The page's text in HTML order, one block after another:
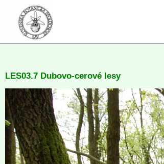
LES03.7 Dubovo-cerové lesy